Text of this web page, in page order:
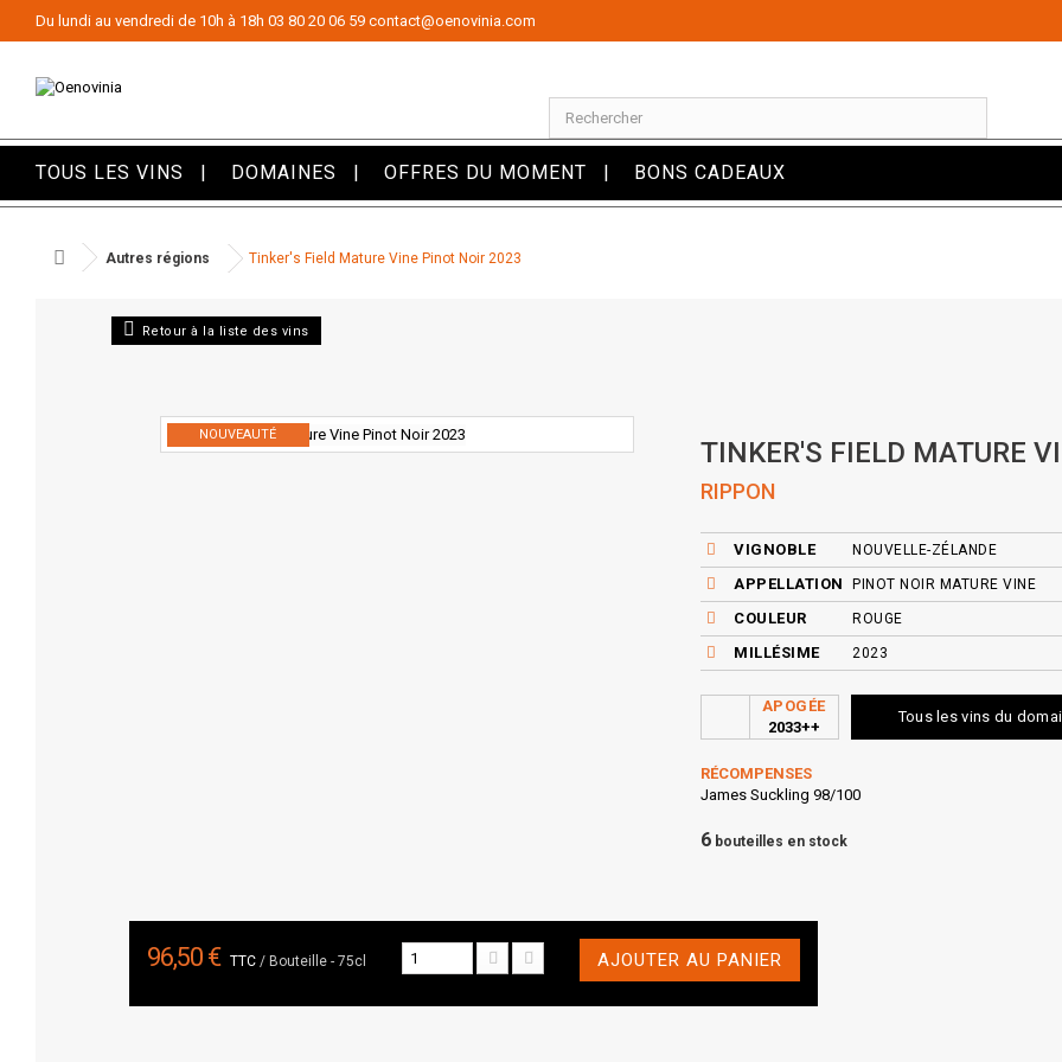
Du lundi au vendredi de 10h à 18h 03 80 20 06 59 contact@oenovinia.com
TOUS LES VINS DOMAINES OFFRES DU MOMENT BONS CADEAUX
Autres régions Tinker's Field Mature Vine Pinot Noir 2023
Retour à la liste des vins
NOUVEAUTÉ
TINKER'S FIELD MATURE
RIPPON
VIGNOBLE NOUVELLE-ZÉLANDE
APPELLATION PINOT NOIR MATURE VINE
COULEUR ROUGE
MILLÉSIME 2023
APOGÉE
2033++
Tous les vins du
RÉCOMPENSES
James Suckling 98/100
6 bouteilles en stock
96,50 € TTC / Bouteille - 75cl AJOUTER AU PANIER
Panneau de gestion des cookies